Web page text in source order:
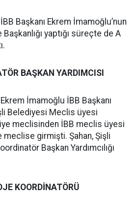
Başkanı Ekrem İmamoğlu’nun
yaptığı süreçte de A
BAŞKAN YARDIMCISI
İmamoğlu İBB Başkanı
Belediyesi Meclis üyesi
meclisinden İBB meclis üyesi
meclise girmişti. Şahan, Şişli
Başkan Yardımcılığı
KOORDİNATÖRÜ